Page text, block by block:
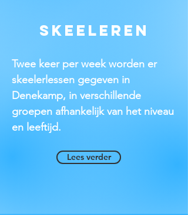
Skeeleren
Twee keer per week worden er
skeelerlessen gegeven in
Denekamp, in verschillende
groepen afhankelijk van het niveau
en leeftijd.
Lees verder